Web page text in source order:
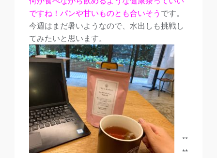
ですね！パンや甘いものとも合いそう です。
今週はまだ暑いようなので、水出しも挑戦し
てみたいと思います。
**
**